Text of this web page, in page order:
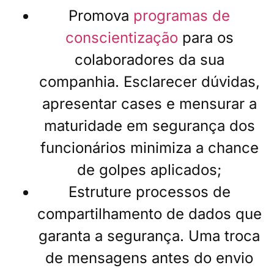
Promova programas de
conscientização para os
colaboradores da sua
companhia. Esclarecer dúvidas,
apresentar cases e mensurar a
maturidade em segurança dos
funcionários minimiza a chance
de golpes aplicados;
Estruture processos de
compartilhamento de dados que
garanta a segurança. Uma troca
de mensagens antes do envio